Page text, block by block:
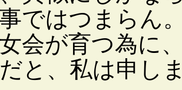
ではつまらん
会が育つ為に
と、私は申し